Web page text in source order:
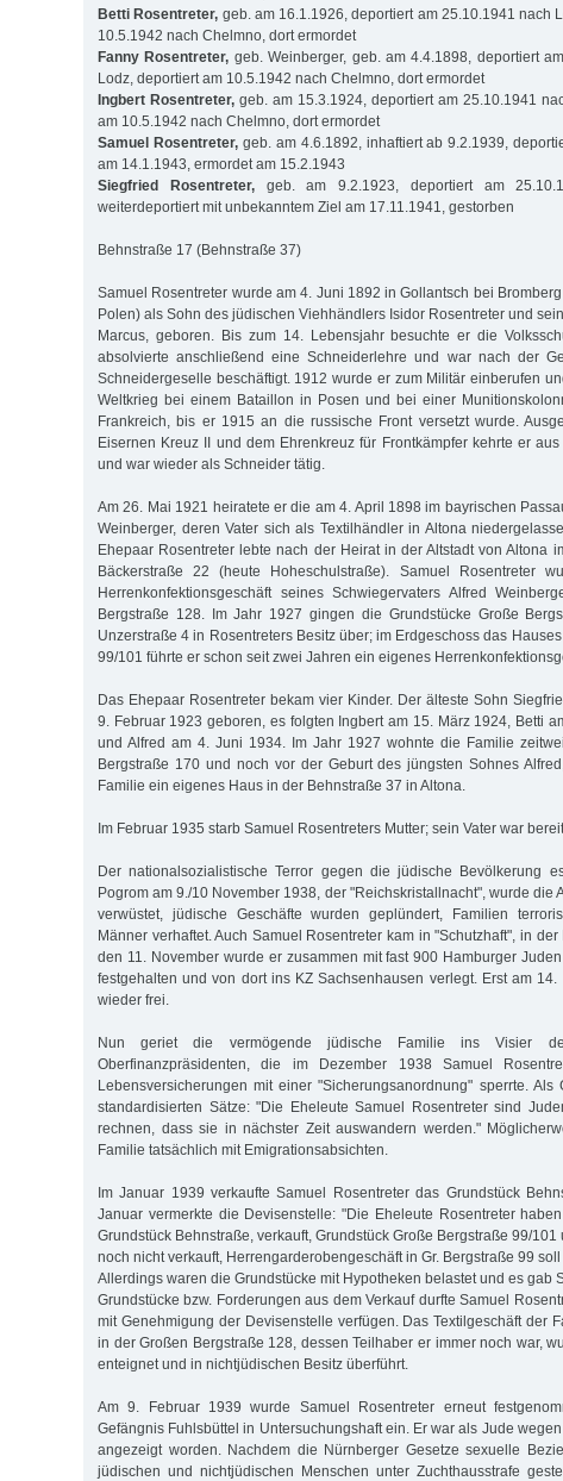
Betti Rosentreter, geb. am 16.1.1926, deportiert am 25.10.1941 nach
10.5.1942 nach Chelmno, dort ermordet
Fanny Rosentreter, geb. Weinberger, geb. am 4.4.1898, deportiert
Lodz, deportiert am 10.5.1942 nach Chelmno, dort ermordet
Ingbert Rosentreter, geb. am 15.3.1924, deportiert am 25.10.1941
am 10.5.1942 nach Chelmno, dort ermordet
Samuel Rosentreter,geb. am 4.6.1892, inhaftiert ab 9.2.1939,
am 14.1.1943, ermordet am 15.2.1943
Siegfried Rosentreter,geb. am 9.2.1923, deportiert am
weiterdeportiert mit unbekanntem Ziel am 17.11.1941, gestorben
Behnstraße 17 (Behnstraße 37)
Samuel Rosentreter wurde am 4. Juni 1892 in Gollantsch bei
Polen) als Sohn des jüdischen Viehhändlers Isidor Rosentreter und
Marcus, geboren. Bis zum 14. Lebensjahr besuchte er die
absolvierte anschließend eine Schneiderlehre und war nach der
Schneidergeselle beschäftigt. 1912 wurde er zum Militär einberufen
Weltkrieg bei einem Bataillon in Posen und bei einer
Frankreich, bis er 1915 an die russische Front versetzt wurde.
Eisernen Kreuz II und dem Ehrenkreuz für Frontkämpfer kehrte er
und war wieder als Schneider tätig.
Am 26. Mai 1921 heiratete er die am 4. April 1898 im bayrischen
Weinberger, deren Vater sich als Textilhändler in Altona
Ehepaar Rosentreter lebte nach der Heirat in der Altstadt von Altona
Bäckerstraße 22 (heute Hoheschulstraße). Samuel Rosentreter
Herrenkonfektionsgeschäft seines Schwiegervaters Alfred
Bergstraße 128. Im Jahr 1927 gingen die Grundstücke Große
Unzerstraße 4 in Rosentreters Besitz über; im Erdgeschoss das
99/101 führte er schon seit zwei Jahren ein eigenes
Das Ehepaar Rosentreter bekam vier Kinder. Der älteste Sohn
9. Februar 1923 geboren, es folgten Ingbert am 15. März 1924, Betti
und Alfred am 4. Juni 1934. Im Jahr 1927 wohnte die Familie
Bergstraße 170 und noch vor der Geburt des jüngsten Sohnes
Familie ein eigenes Haus in der Behnstraße 37 in Altona.
Im Februar 1935 starb Samuel Rosentreters Mutter; sein Vater war
Der nationalsozialistische Terror gegen die jüdische Bevölkerung
Pogrom am 9./10 November 1938, der "Reichskristallnacht", wurde die
verwüstet, jüdische Geschäfte wurden geplündert, Familien
Männer verhaftet. Auch Samuel Rosentreter kam in "Schutzhaft", in
den 11. November wurde er zusammen mit fast 900 Hamburger
festgehalten und von dort ins KZ Sachsenhausen verlegt. Erst am
wieder frei.
Nun geriet die vermögende jüdische Familie ins Visier
Oberfinanzpräsidenten, die im Dezember 1938 Samuel
Lebensversicherungen mit einer "Sicherungsanordnung" sperrte. Als
standardisierten Sätze: "Die Eheleute Samuel Rosentreter sind
rechnen, dass sie in nächster Zeit auswandern werden."
Familie tatsächlich mit Emigrationsabsichten.
Im Januar 1939 verkaufte Samuel Rosentreter das Grundstück
Januar vermerkte die Devisenstelle: "Die Eheleute Rosentreter
Grundstück Behnstraße, verkauft, Grundstück Große Bergstraße 99/
noch nicht verkauft, Herrengarderobengeschäft in Gr. Bergstraße 99
Allerdings waren die Grundstücke mit Hypotheken belastet und es gab
Grundstücke bzw. Forderungen aus dem Verkauf durfte Samuel
mit Genehmigung der Devisenstelle verfügen. Das Textilgeschäft der
in der Großen Bergstraße 128, dessen Teilhaber er immer noch war,
enteignet und in nichtjüdischen Besitz überführt.
Am 9. Februar 1939 wurde Samuel Rosentreter erneut
Gefängnis Fuhlsbüttel in Untersuchungshaft ein. Er war als Jude
angezeigt worden. Nachdem die Nürnberger Gesetze sexuelle
jüdischen und nichtjüdischen Menschen unter Zuchthausstrafe